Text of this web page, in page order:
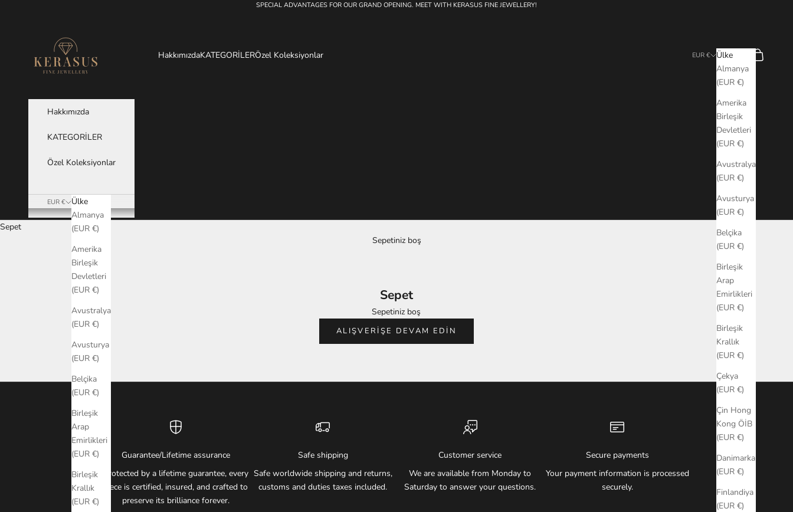
SPECIAL ADVANTAGES FOR OUR GRAND OPENING. MEET WITH KERASUS FINE JEWELLERY!
HakkımızdaKATEGORİLERÖzel Koleksiyonlar EUR €
Ülke
Almanya
(EUR €)
Amerika
Birleşik
Devletleri
(EUR €)
Avustralya
(EUR €)
Avusturya
(EUR €)
Belçika
(EUR €)
Birleşik
Arap
Emirlikleri
(EUR €)
Birleşik
Krallık
(EUR €)
Çekya
(EUR €)
Çin Hong
Kong ÖİB
(EUR €)
Danimarka
(EUR €)
Finlandiya
(EUR €)
Sepet
Hakkımızda
KATEGORİLER
Özel Koleksiyonlar
EUR €
Ülke
Almanya
(EUR €)
Amerika
Birleşik
Devletleri
(EUR €)
Avustralya
(EUR €)
Avusturya
(EUR €)
Belçika
(EUR €)
Birleşik
Arap
Emirlikleri
(EUR €)
Birleşik
Krallık
(EUR €)
Sepet
Sepetiniz boş
Sepet
Sepetiniz boş
ALIŞVERIŞE DEVAM EDIN
Guarantee/Lifetime assurance
Protected by a lifetime guarantee, every
piece is certified, insured, and crafted to
preserve its brilliance forever.
Safe shipping
Safe worldwide shipping and returns,
customs and duties taxes included.
Customer service
We are available from Monday to
Saturday to answer your questions.
Secure payments
Your payment information is processed
securely.